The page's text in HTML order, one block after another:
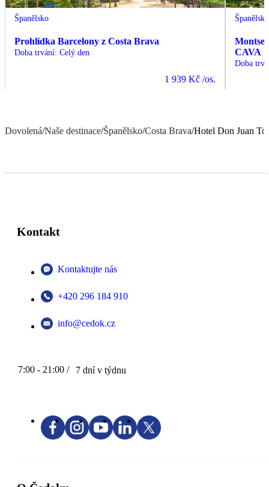
Španělsko
Prohlídka Barcelony z Costa Brava
Doba trvání: Celý den
1 939 Kč /os.
Španělsko
CAVA
Doba
Dovolená/Naše destinace/Španělsko/Costa Brava/Hotel Don Juan
Kontakt
Kontaktujte nás
+420 296 184 910
info@cedok.cz
7:00 - 21:00 / 7 dní v týdnu